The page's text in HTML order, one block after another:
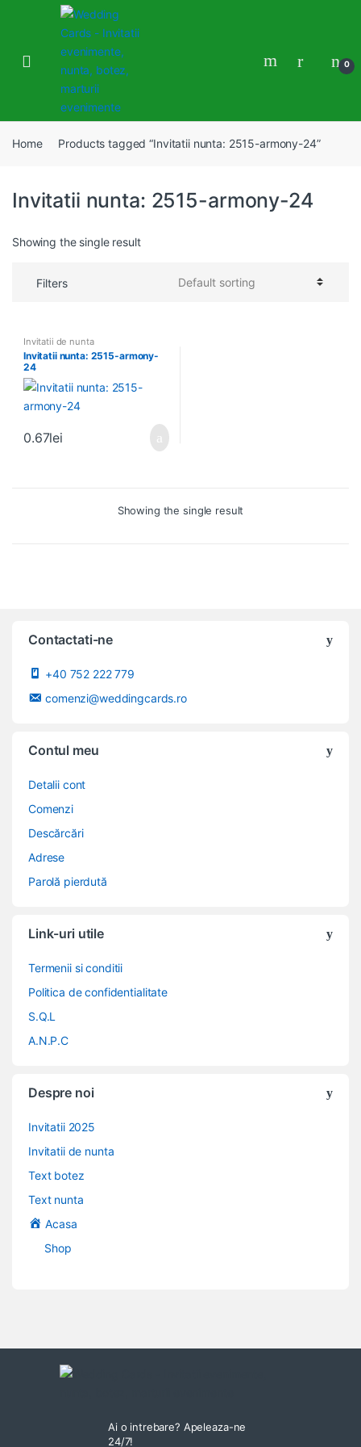
0
Home Products tagged “Invitatii nunta: 2515-armony-24”
Invitatii nunta: 2515-armony-24
Showing the single result
Filters
Invitatii de nunta
Invitatii nunta: 2515-armony-
24
0.67lei
Showing the single result
Contactati-ne
+40 752 222 779
comenzi@weddingcards.ro
Contul meu
Detalii cont
Comenzi
Descărcări
Adrese
Parolă pierdută
Link-uri utile
Termenii si conditii
Politica de confidentialitate
S.Q.L
A.N.P.C
Despre noi
Invitatii 2025
Invitatii de nunta
Text botez
Text nunta
Acasa
Shop
Ai o intrebare? Apeleaza-ne
24/7!